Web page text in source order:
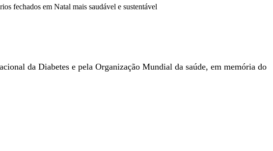
fechados em Natal mais saudável e sustentável
da Diabetes e pela Organização Mundial da saúde, em memória do